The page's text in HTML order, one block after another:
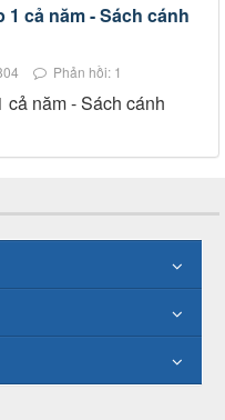
cả năm - Sách cánh
Phản hồi: 1
cả năm - Sách cánh